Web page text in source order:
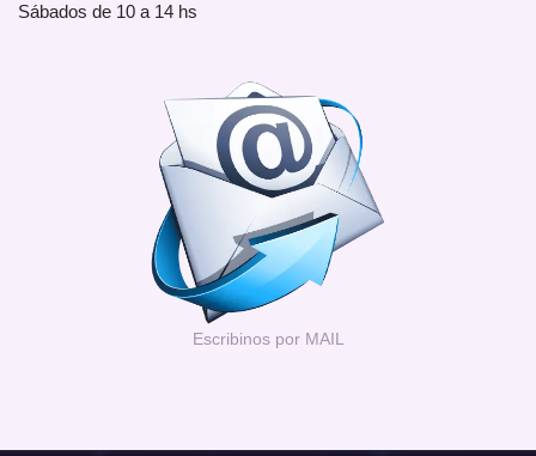
Sábados de 10 a 14 hs
Escribinos por MAIL